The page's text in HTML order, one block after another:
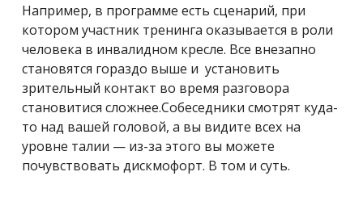
Например, в программе есть сценарий, при
котором участник тренинга оказывается в роли
человека в инвалидном кресле. Все внезапно
становятся гораздо выше и установить
зрительный контакт во время разговора
становитися сложнее.Собеседники смотрят куда-
то над вашей головой, а вы видите всех на
уровне талии — из-за этого вы можете
почувствовать дискмофорт. В том и суть.